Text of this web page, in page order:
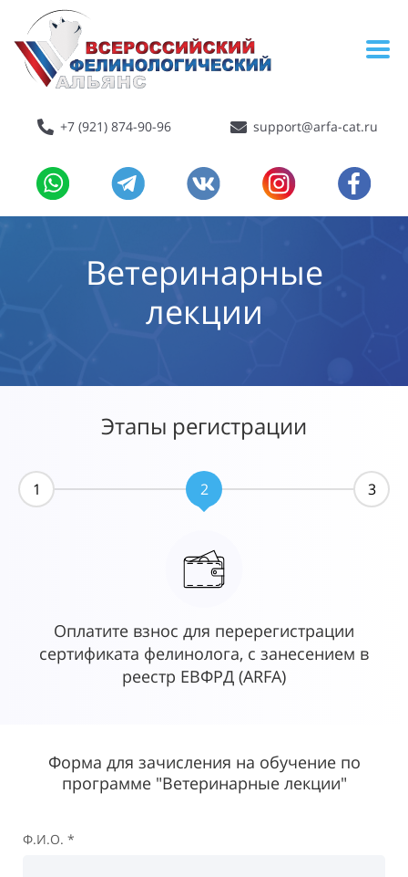
+7 (921) 874-90-96 support@arfa-cat.ru
Ветеринарные
лекции
Этапы регистрации
1 2 3
Оплатите взнос для перерегистрации
сертификата фелинолога, с занесением в
реестр ЕВФРД (ARFA)
Форма для зачисления на обучение по
программе "Ветеринарные лекции"
Ф.И.О. *